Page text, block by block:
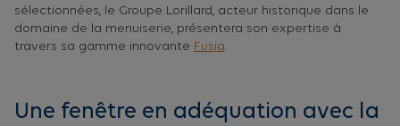
sélectionnées, le Groupe Lorillard, acteur historique dans le
domaine de la menuiserie, présentera son expertise à
travers sa gamme innovante Fusia.
Une fenêtre en adéquation avec la